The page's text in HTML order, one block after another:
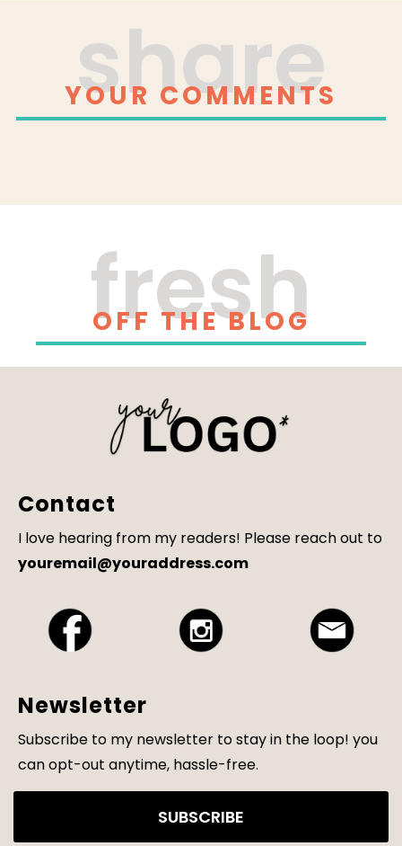
share
YOUR COMMENTS
fresh
OFF THE BLOG
Contact
I love hearing from my readers! Please reach out to
youremail@youraddress.com
Newsletter
Subscribe to my newsletter to stay in the loop! you
can opt-out anytime, hassle-free.
SUBSCRIBE